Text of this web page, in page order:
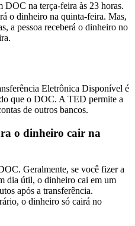
DOC na terça-feira às 23 horas.
o dinheiro na quinta-feira. Mas,
a pessoa receberá o dinheiro no
Eletrônica Disponível é
que o DOC. A TED permite a
de outros bancos.
o dinheiro cair na
Geralmente, se você fizer a
dia útil, o dinheiro cai em um
após a transferência.
o dinheiro só cairá no